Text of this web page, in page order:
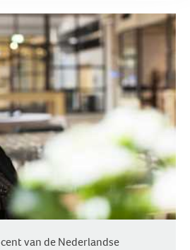
van de Nederlandse